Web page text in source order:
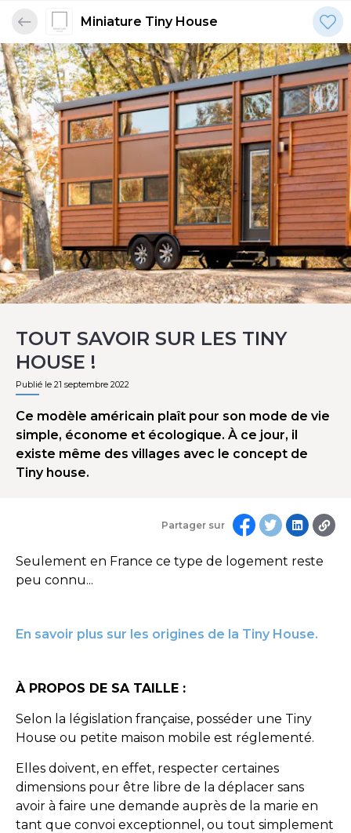
Miniature Tiny House
TOUT SAVOIR SUR LES TINY
HOUSE !
Publié le 21 septembre 2022
Partager sur
Ce modèle américain plaît pour son mode de vie
simple, économe et écologique. À ce jour, il
existe même des villages avec le concept de
Tiny house.
Seulement en France ce type de logement reste
peu connu...
En savoir plus sur les origines de la Tiny House.
À PROPOS DE SA TAILLE :
Selon la législation française, posséder une Tiny
House ou petite maison mobile est réglementé.
Elles doivent, en effet, respecter certaines
dimensions pour être libre de la déplacer sans
avoir à faire une demande auprès de la marie en
tant que convoi exceptionnel, ou tout simplement